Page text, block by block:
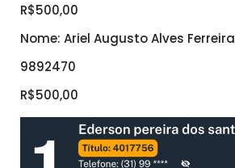
R$500,00
Nome: Ariel Augusto Alves Ferreira
9892470
R$500,00